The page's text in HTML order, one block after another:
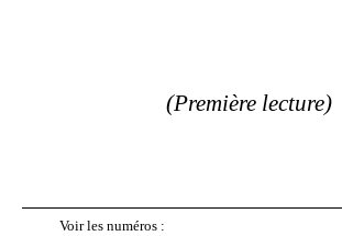
(Première lecture)
Voir les numéros :